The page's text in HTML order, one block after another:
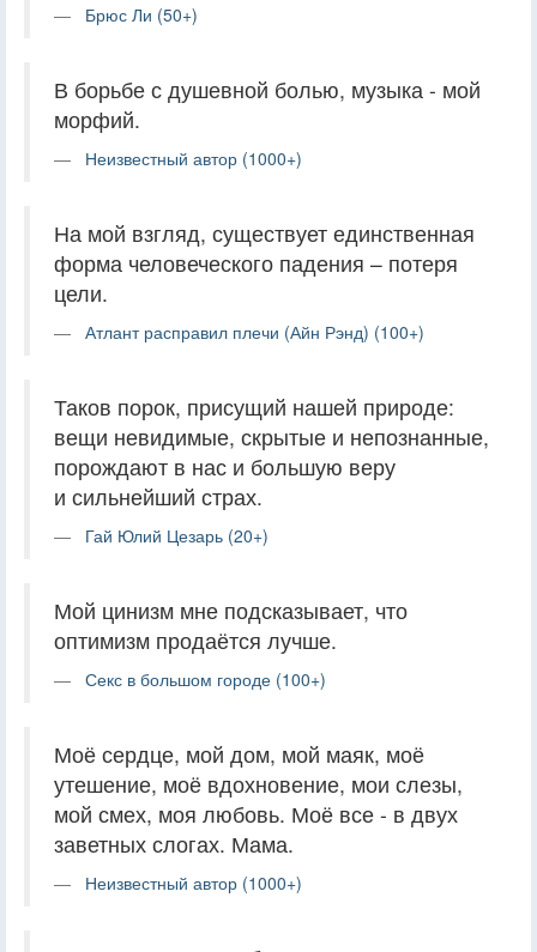
Брюс Ли (50+)
В борьбе с душевной болью, музыка - мой
морфий.
Неизвестный автор (1000+)
На мой взгляд, существует единственная
форма человеческого падения – потеря
цели.
Атлант расправил плечи (Айн Рэнд) (100+)
Таков порок, присущий нашей природе:
вещи невидимые, скрытые и непознанные,
порождают в нас и большую веру
и сильнейший страх.
Гай Юлий Цезарь (20+)
Мой цинизм мне подсказывает, что
оптимизм продаётся лучше.
Секс в большом городе (100+)
Моё сердце, мой дом, мой маяк, моё
утешение, моё вдохновение, мои слезы,
мой смех, моя любовь. Моё все - в двух
заветных слогах. Мама.
Неизвестный автор (1000+)